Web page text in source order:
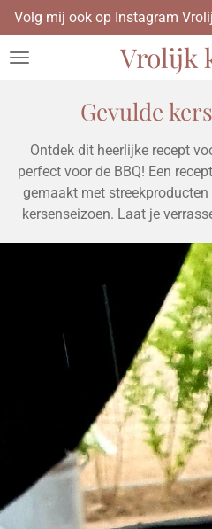
Ga
direct
naar
hoofdinhoud
Vrolijk
Volg mij ook op Instagram
Gevulde
Ontdek dit heerlijke recept
perfect voor de BBQ! Een
gemaakt met
kersenseizoen. Laat je